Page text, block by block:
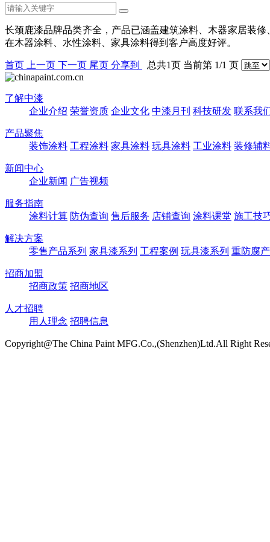
长颈鹿漆品牌品类齐全，产品已涵盖建筑涂料、木器家居装
在木器涂料、水性涂料、家具涂料得到客户高度好评。
首页 上一页 下一页 尾页 分享到 总共1页 当前第 1/1 页
了解中漆
企业介绍 荣誉资质 企业文化 中漆月刊 科技研发 联系我
产品聚焦
装饰涂料 工程涂料 家具涂料 玩具涂料 工业涂料 装修辅
新闻中心
企业新闻 广告视频
服务指南
涂料计算 防伪查询 售后服务 店铺查询 涂料课堂 施工技
解决方案
零售产品系列 家具漆系列 工程案例 玩具漆系列 重防腐
招商加盟
招商政策 招商地区
人才招聘
用人理念 招聘信息
Copyright@The China Paint MFG.Co.,(Shenzhen)Ltd.All Right